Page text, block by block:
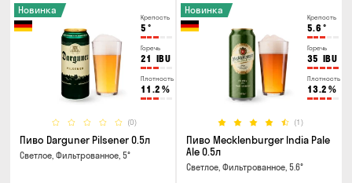
Крепость
5 °
Горечь
21 IBU
Плотность
11.2 %
(0)
Новинка
Пиво Darguner Pilsener 0.5л
Светлое, Фильтрованное, 5°
Крепость
5.6 °
Горечь
35 IBU
Плотность
13.2 %
(1)
Новинка
Пиво Mecklenburger India Pale
Ale 0.5л
Светлое, Фильтрованное, 5.6°